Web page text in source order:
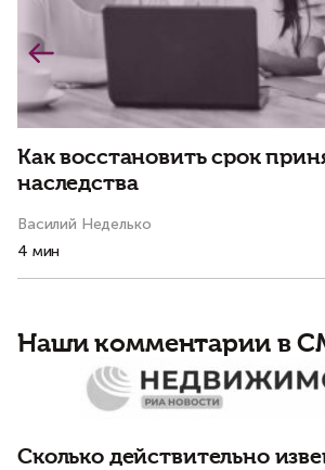
Как восстановить срок
наследства
Василий Неделько
4 мин
Наши комментарии в
Сколько действительно